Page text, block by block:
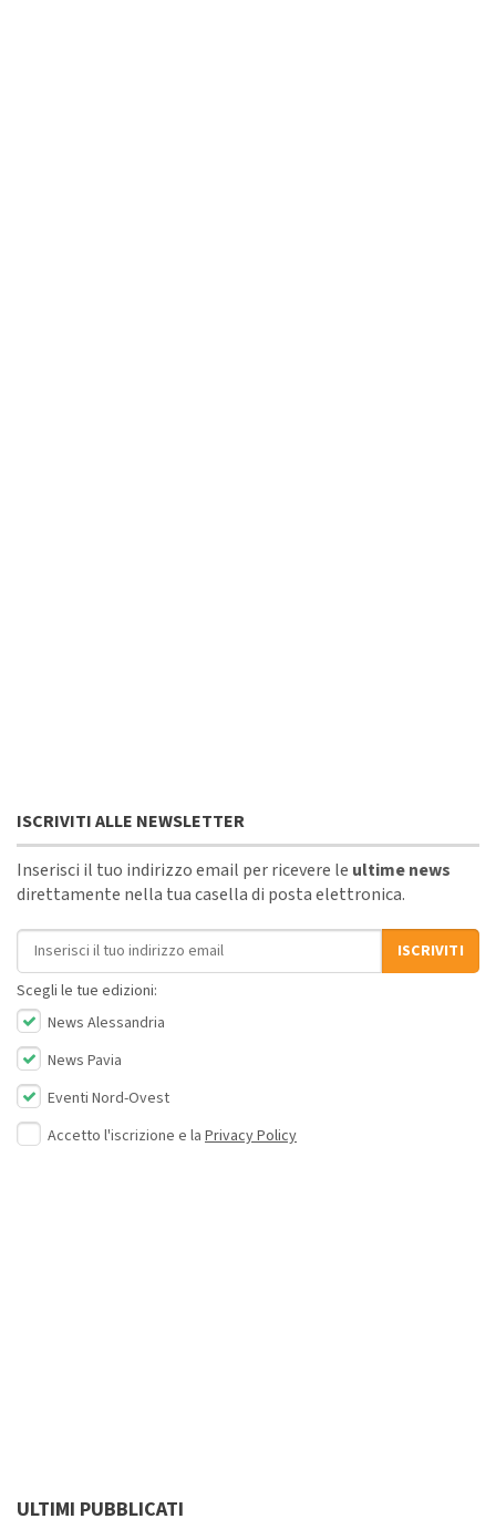
ISCRIVITI ALLE NEWSLETTER
Inserisci il tuo indirizzo email per ricevere le ultime news
direttamente nella tua casella di posta elettronica.
Indirizzo email
ISCRIVITI
Scegli le tue edizioni:
News Alessandria
News Pavia
Eventi Nord-Ovest
Accetto l'iscrizione e la Privacy Policy
ULTIMI PUBBLICATI